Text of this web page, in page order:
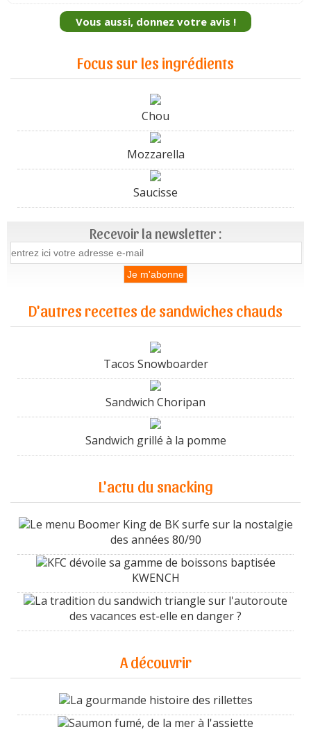
Vous aussi, donnez votre avis !
Focus sur les ingrédients
Chou
Mozzarella
Saucisse
Recevoir la newsletter :
D'autres recettes de sandwiches chauds
Tacos Snowboarder
Sandwich Choripan
Sandwich grillé à la pomme
L'actu du snacking
Le menu Boomer King de BK surfe sur la nostalgie
des années 80/90
KFC dévoile sa gamme de boissons baptisée
KWENCH
La tradition du sandwich triangle sur l'autoroute
des vacances est-elle en danger ?
A découvrir
La gourmande histoire des rillettes
Saumon fumé, de la mer à l'assiette